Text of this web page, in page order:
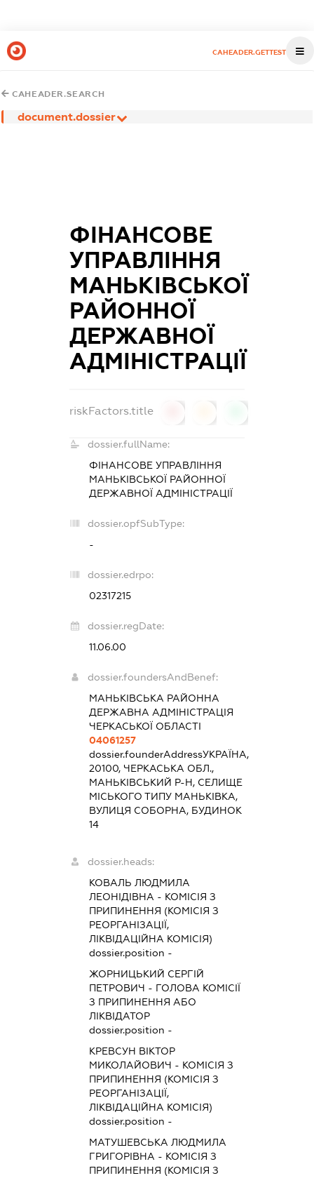
CAHEADER.GETTEST
CAHEADER.SEARCH
document.dossier
ФІНАНСОВЕ
УПРАВЛІННЯ
МАНЬКІВСЬКОЇ
РАЙОННОЇ
ДЕРЖАВНОЇ
АДМІНІСТРАЦІЇ
riskFactors.title
dossier.fullName:
ФІНАНСОВЕ УПРАВЛІННЯ
МАНЬКІВСЬКОЇ РАЙОННОЇ
ДЕРЖАВНОЇ АДМІНІСТРАЦІЇ
dossier.opfSubType:
-
dossier.edrpo:
02317215
dossier.regDate:
11.06.00
dossier.foundersAndBenef:
МАНЬКІВСЬКА РАЙОННА
ДЕРЖАВНА АДМІНІСТРАЦІЯ
ЧЕРКАСЬКОЇ ОБЛАСТІ
04061257
dossier.founderAddressУКРАЇНА,
20100, ЧЕРКАСЬКА ОБЛ.,
МАНЬКІВСЬКИЙ Р-Н, СЕЛИЩЕ
МІСЬКОГО ТИПУ МАНЬКІВКА,
ВУЛИЦЯ СОБОРНА, БУДИНОК
14
dossier.heads:
КОВАЛЬ ЛЮДМИЛА
ЛЕОНІДІВНА - КОМІСІЯ З
ПРИПИНЕННЯ (КОМІСІЯ З
РЕОРГАНІЗАЦІЇ,
ЛІКВІДАЦІЙНА КОМІСІЯ)
dossier.position -
ЖОРНИЦЬКИЙ СЕРГІЙ
ПЕТРОВИЧ - ГОЛОВА КОМІСІЇ
З ПРИПИНЕННЯ АБО
ЛІКВІДАТОР
dossier.position -
КРЕВСУН ВІКТОР
МИКОЛАЙОВИЧ - КОМІСІЯ З
ПРИПИНЕННЯ (КОМІСІЯ З
РЕОРГАНІЗАЦІЇ,
ЛІКВІДАЦІЙНА КОМІСІЯ)
dossier.position -
МАТУШЕВСЬКА ЛЮДМИЛА
ГРИГОРІВНА - КОМІСІЯ З
ПРИПИНЕННЯ (КОМІСІЯ З